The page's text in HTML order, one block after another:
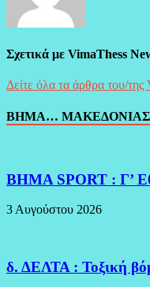
Σχετικά με VimaThess
Δείτε όλα τα άρθρα του/
ΒΗΜΑ… ΜΑΚΕΔΟΝΙΑΣ
BHMA SPORT : Γ’
3 Αυγούστου 2026
δ. ΔΕΛΤΑ : Τοξική